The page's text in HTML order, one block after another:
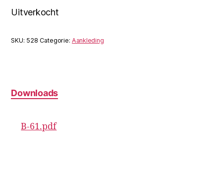
Uitverkocht
SKU: 528 Categorie:Aankleding
Downloads
B-61.pdf